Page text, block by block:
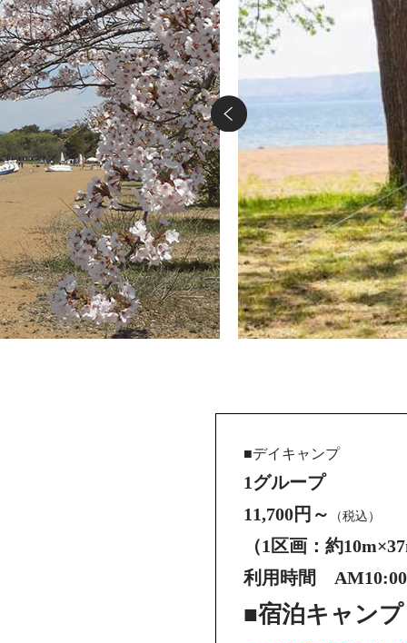
■デイキャンプ
1グループ
11,700円～
（税込）
（1区画：約
利用時間 AM10:00
■宿泊キャン